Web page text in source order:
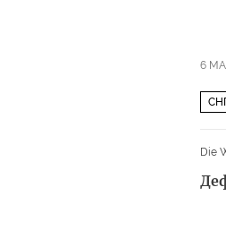
6
Die